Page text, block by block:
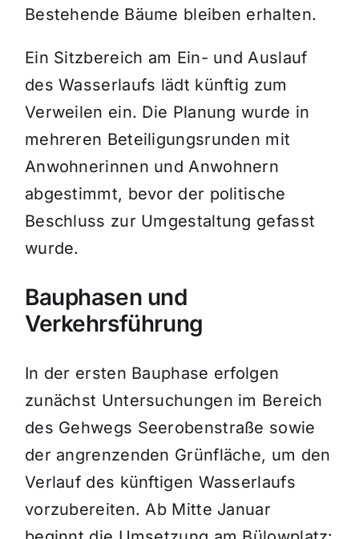
Bestehende Bäume bleiben erhalten.
Ein Sitzbereich am Ein- und Auslauf
des Wasserlaufs lädt künftig zum
Verweilen ein. Die Planung wurde in
mehreren Beteiligungsrunden mit
Anwohnerinnen und Anwohnern
abgestimmt, bevor der politische
Beschluss zur Umgestaltung gefasst
wurde.
Bauphasen und
Verkehrsführung
In der ersten Bauphase erfolgen
zunächst Untersuchungen im Bereich
des Gehwegs Seerobenstraße sowie
der angrenzenden Grünfläche, um den
Verlauf des künftigen Wasserlaufs
vorzubereiten. Ab Mitte Januar